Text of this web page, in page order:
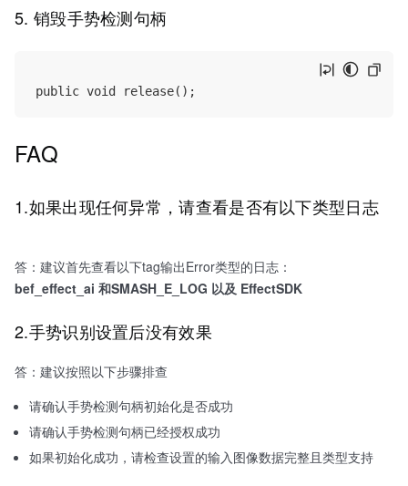
5. 销毁手势检测句柄
FAQ
1.如果出现任何异常，请查看是否有以下类型日志
答：建议首先查看以下tag输出Error类型的日志：
bef_effect_ai 和SMASH_E_LOG 以及 EffectSDK
2.手势识别设置后没有效果
答：建议按照以下步骤排查
请确认手势检测句柄初始化是否成功
请确认手势检测句柄已经授权成功
如果初始化成功，请检查设置的输入图像数据完整且类型支持